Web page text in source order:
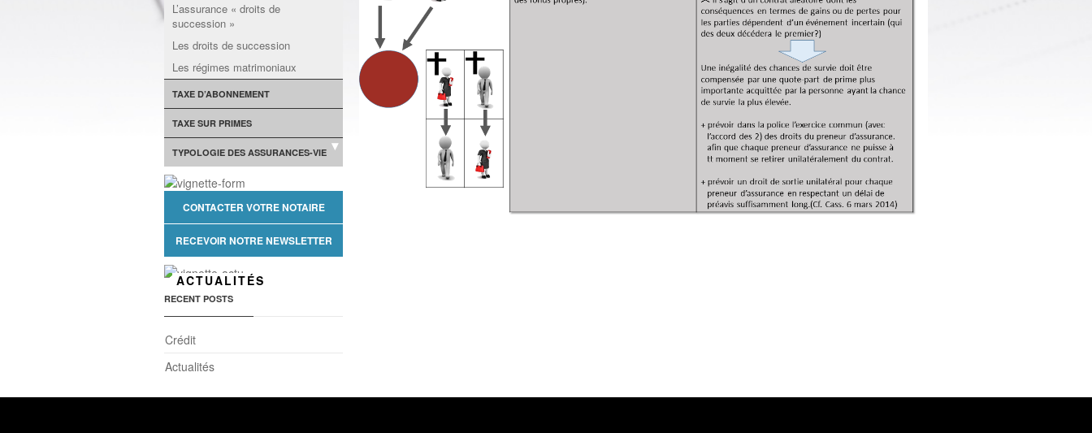
L’assurance « droits de
succession »
Les droits de succession
Les régimes matrimoniaux
TAXE D’ABONNEMENT
TAXE SUR PRIMES
TYPOLOGIE DES ASSURANCES-VIE
CONTACTER VOTRE NOTAIRE
RECEVOIR NOTRE NEWSLETTER
ACTUALITÉS
RECENT POSTS
Crédit
Actualités